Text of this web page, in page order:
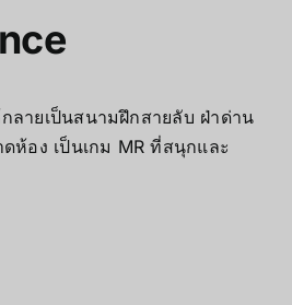
ลายเป็นสนามฝึกสายลับ ฝ่าด่าน
ห้อง เป็นเกม MR ที่สนุกและ